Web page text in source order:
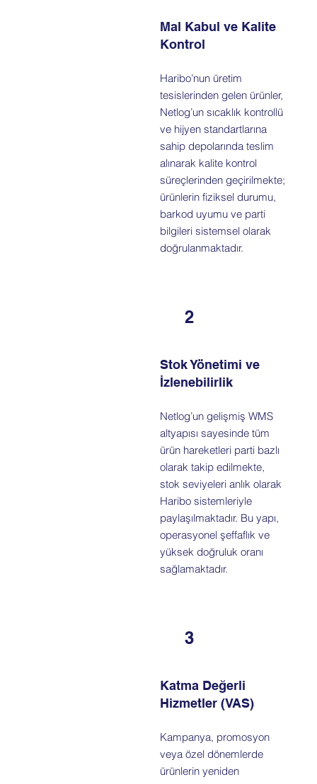
Mal Kabul ve Kalite
Kontrol
Haribo’nun üretim
tesislerinden gelen ürünler,
Netlog’un sıcaklık kontrollü
ve hijyen standartlarına
sahip depolarında teslim
alınarak kalite kontrol
süreçlerinden geçirilmekte;
ürünlerin fiziksel durumu,
barkod uyumu ve parti
bilgileri sistemsel olarak
doğrulanmaktadır.
2
Stok Yönetimi ve
İzlenebilirlik
Netlog’un gelişmiş WMS
altyapısı sayesinde tüm
ürün hareketleri parti bazlı
olarak takip edilmekte,
stok seviyeleri anlık olarak
Haribo sistemleriyle
paylaşılmaktadır. Bu yapı,
operasyonel şeffaflık ve
yüksek doğruluk oranı
sağlamaktadır.
3
Katma Değerli
Hizmetler (VAS)
Kampanya, promosyon
veya özel dönemlerde
ürünlerin yeniden